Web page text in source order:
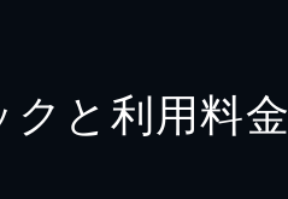
と利用料金